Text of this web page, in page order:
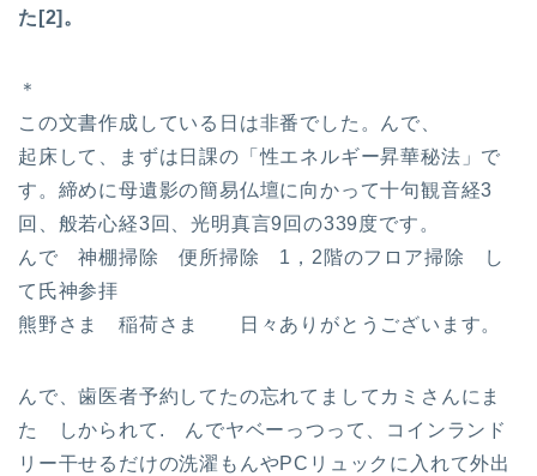
た[2]。
＊
この文書作成している日は非番でした。んで、
起床して、まずは日課の「性エネルギー昇華秘法」で
す。締めに母遺影の簡易仏壇に向かって十句観音経3
回、般若心経3回、光明真言9回の339度です。
んで 神棚掃除 便所掃除 1，2階のフロア掃除 し
て氏神参拝
熊野さま 稲荷さま 日々ありがとうございます。
んで、歯医者予約してたの忘れてましてカミさんにま
た しかられて. んでヤベーっつって、コインランド
リー干せるだけの洗濯もんやPCリュックに入れて外出